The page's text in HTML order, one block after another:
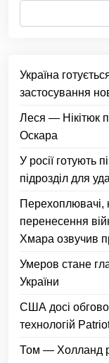
Україна
застосування
Леся — Нікітюк
Оскара
У росії готують
підрозділ для
Перехоплювачі,
перенесення
Хмара озвучив
Умеров стане
України
США досі
технологій
Том — Холланд